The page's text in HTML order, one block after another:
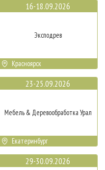
16-18.09.2026
Эксподрев
Красноярск
23-25.09.2026
Мебель & Деревообработка Урал
Екатеринбург
29-30.09.2026